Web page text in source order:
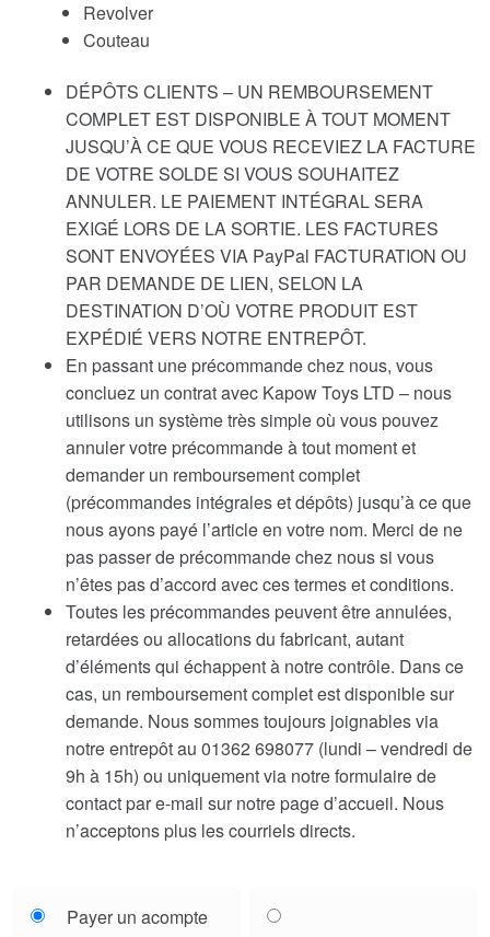
Revolver
Couteau
DÉPÔTS CLIENTS – UN REMBOURSEMENT
COMPLET EST DISPONIBLE À TOUT MOMENT
JUSQU’À CE QUE VOUS RECEVIEZ LA FACTURE
DE VOTRE SOLDE SI VOUS SOUHAITEZ
ANNULER. LE PAIEMENT INTÉGRAL SERA
EXIGÉ LORS DE LA SORTIE. LES FACTURES
SONT ENVOYÉES VIA PayPal FACTURATION OU
PAR DEMANDE DE LIEN, SELON LA
DESTINATION D’OÙ VOTRE PRODUIT EST
EXPÉDIÉ VERS NOTRE ENTREPÔT.
En passant une précommande chez nous, vous
concluez un contrat avec Kapow Toys LTD – nous
utilisons un système très simple où vous pouvez
annuler votre précommande à tout moment et
demander un remboursement complet
(précommandes intégrales et dépôts) jusqu’à ce que
nous ayons payé l’article en votre nom. Merci de ne
pas passer de précommande chez nous si vous
n’êtes pas d’accord avec ces termes et conditions.
Toutes les précommandes peuvent être annulées,
retardées ou allocations du fabricant, autant
d’éléments qui échappent à notre contrôle. Dans ce
cas, un remboursement complet est disponible sur
demande. Nous sommes toujours joignables via
notre entrepôt au 01362 698077 (lundi – vendredi de
9h à 15h) ou uniquement via notre formulaire de
contact par e-mail sur notre page d’accueil. Nous
n’acceptons plus les courriels directs.
your
Payer un acompte